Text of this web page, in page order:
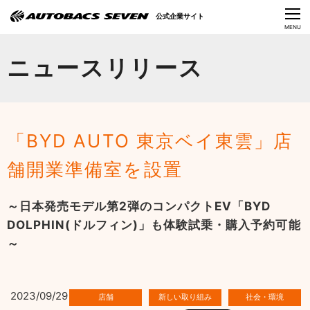
CLOSE
MENU
ニュースリリース
「BYD AUTO 東京ベイ東雲」店
舗開業準備室を設置
～日本発売モデル第2弾のコンパクトEV「BYD
DOLPHIN(ドルフィン)」も体験試乗・購入予約可能
～
2023/09/29
公式企業サイト
サステナビリティ
Language